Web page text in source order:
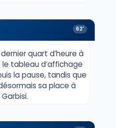
62'
quart d’heure à
le tableau d’affichage
la pause, tandis que
sa place à
Garbisi.